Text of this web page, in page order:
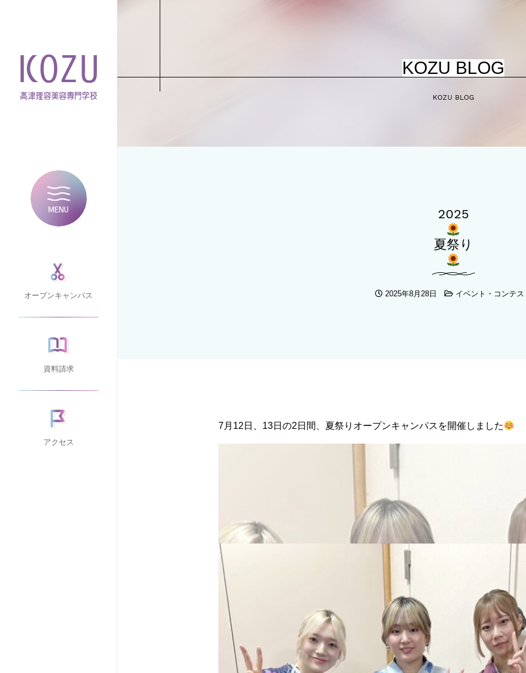
MENU
オープンキャンパス
資料請求
アクセス
KOZU BLOG
KOZU BLOG
2025
夏祭り
2025年8月28日 イベント・コンテス
7月12日、13日の2日間、夏祭りオープンキャンパスを開催しました